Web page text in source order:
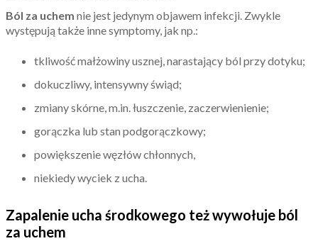
Ból za uchem nie jest jedynym objawem infekcji. Zwykle
występują także inne symptomy, jak np.:
tkliwość małżowiny usznej, narastający ból przy dotyku;
dokuczliwy, intensywny świąd;
zmiany skórne, m.in. łuszczenie, zaczerwienienie;
gorączka lub stan podgorączkowy;
powiększenie węzłów chłonnych,
niekiedy wyciek z ucha.
Zapalenie ucha środkowego też wywołuje ból
za uchem